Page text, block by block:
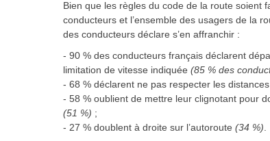
Bien que les règles du code de la route soient
conducteurs et l’ensemble des usagers de la
des conducteurs déclare s’en affranchir :
- 90 % des conducteurs français déclarent
limitation de vitesse indiquée (85 % des
- 68 % déclarent ne pas respecter les
- 58 % oublient de mettre leur clignotant pour
(51 %) ;
- 27 % doublent à droite sur l’autoroute (34 %)